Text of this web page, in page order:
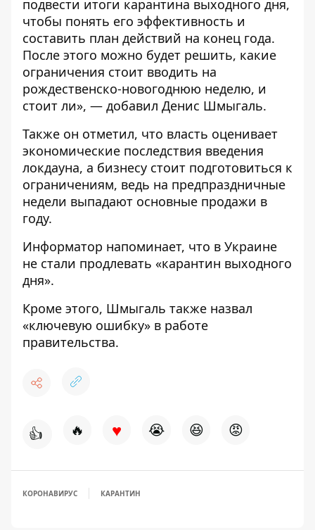
подвести итоги карантина выходного дня,
чтобы понять его эффективность и
составить план действий на конец года.
После этого можно будет решить, какие
ограничения стоит вводить на
рождественско-новогоднюю неделю, и
стоит ли», — добавил Денис Шмыгаль.
Также он отметил, что власть оценивает
экономические последствия введения
локдауна, а бизнесу стоит подготовиться к
ограничениям, ведь на предпраздничные
недели выпадают основные продажи в
году.
Информатор напоминает, что в Украине
не стали продлевать «карантин выходного
дня».
Кроме этого, Шмыгаль также назвал
«ключевую ошибку» в работе
правительства.
👍 🔥 ♥ 😭 😆 😡
КОРОНАВИРУС КАРАНТИН